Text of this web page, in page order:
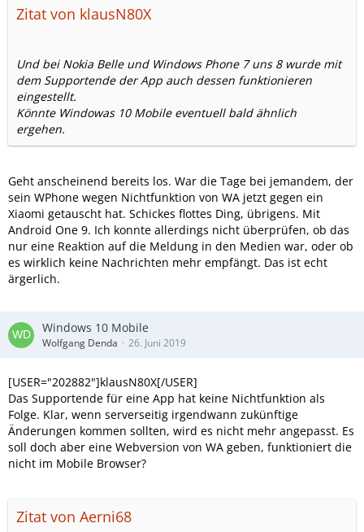
Zitat von klausN80X
Und bei Nokia Belle und Windows Phone 7 uns 8 wurde mit
dem Supportende der App auch dessen funktionieren
eingestellt.
Könnte Windowas 10 Mobile eventuell bald ähnlich
ergehen.
Geht anscheinend bereits los. War die Tage bei jemandem, der
sein WPhone wegen Nichtfunktion von WA jetzt gegen ein
Xiaomi getauscht hat. Schickes flottes Ding, übrigens. Mit
Android One 9. Ich konnte allerdings nicht überprüfen, ob das
nur eine Reaktion auf die Meldung in den Medien war, oder ob
es wirklich keine Nachrichten mehr empfängt. Das ist echt
ärgerlich.
Windows 10 Mobile
Wolfgang Denda 26. Juni 2019
[USER="202882"]klausN80X[/USER]
Das Supportende für eine App hat keine Nichtfunktion als
Folge. Klar, wenn serverseitig irgendwann zukünftige
Änderungen kommen sollten, wird es nicht mehr angepasst. Es
soll doch aber eine Webversion von WA geben, funktioniert die
nicht im Mobile Browser?
Zitat von Aerni68